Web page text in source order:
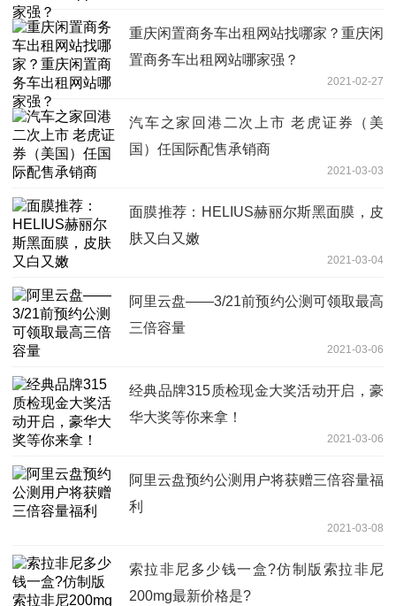
重庆闲置商务车出租网站找哪家？重庆闲
置商务车出租网站哪家强？
2021-02-27
汽车之家回港二次上市 老虎证券（美
国）任国际配售承销商
2021-03-03
面膜推荐：HELIUS赫丽尔斯黑面膜，皮
肤又白又嫩
2021-03-04
阿里云盘——3/21前预约公测可领取最高
三倍容量
2021-03-06
经典品牌315质检现金大奖活动开启，豪
华大奖等你来拿！
2021-03-06
阿里云盘预约公测用户将获赠三倍容量福
利
2021-03-08
索拉非尼多少钱一盒?仿制版索拉非尼
200mg最新价格是?